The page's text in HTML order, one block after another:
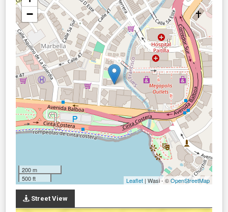
−
200 m
500 ft
Leaflet | Wasi - ©OpenStreetMap
Street View